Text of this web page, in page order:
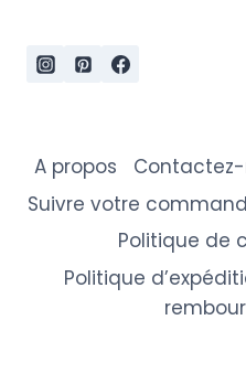
A propos
Suivre votre
Politique de
Politique